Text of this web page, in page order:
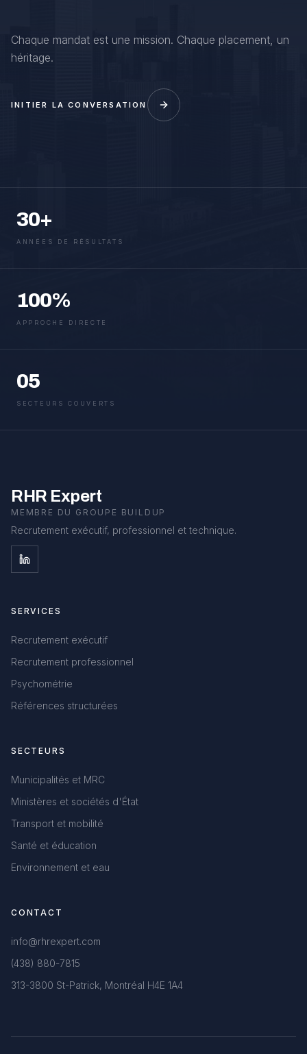
Chaque mandat est une mission. Chaque placement, un
héritage.
INITIER LA CONVERSATION
30+
ANNÉES DE RÉSULTATS
100%
APPROCHE DIRECTE
05
SECTEURS COUVERTS
RHR Expert
MEMBRE DU GROUPE BUILDUP
Recrutement exécutif, professionnel et technique.
SERVICES
Recrutement exécutif
Recrutement professionnel
Psychométrie
Références structurées
SECTEURS
Municipalités et MRC
Ministères et sociétés d'État
Transport et mobilité
Santé et éducation
Environnement et eau
CONTACT
info@rhrexpert.com
(438) 880-7815
313-3800 St-Patrick, Montréal H4E 1A4